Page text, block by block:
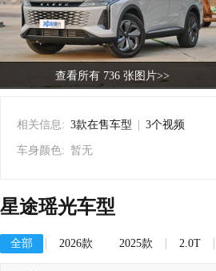
查看所有 736 张图片>>
相关信息: 3款在售车型 3个视频
车身颜色: 暂无
星途瑶光车型
全部 2026款 2025款 2.0T